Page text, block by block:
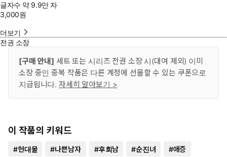
글자수 약 9.9만 자
3,000원
더보기
전권 소장
[구매 안내] 세트 또는 시리즈 전권 소장 시(대여 제외) 이미
소장 중인 중복 작품은 다른 계정에 선물할 수 있는 쿠폰으로
지급됩니다. 자세히 알아보기 >
이 작품의 키워드
#현대물 #나쁜남자 #후회남 #순진녀 #애증